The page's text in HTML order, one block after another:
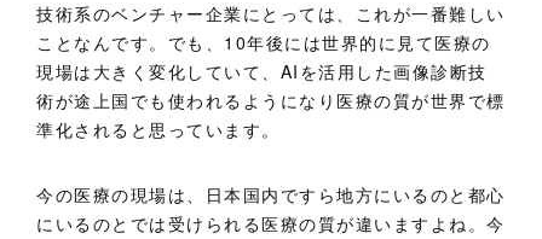
技術系のベンチャー企業にとっては、これが一番難しい
ことなんです。でも、10年後には世界的に見て医療の
現場は大きく変化していて、AIを活用した画像診断技
術が途上国でも使われるようになり医療の質が世界で標
準化されると思っています。
今の医療の現場は、日本国内ですら地方にいるのと都心
にいるのとでは受けられる医療の質が違いますよね。今